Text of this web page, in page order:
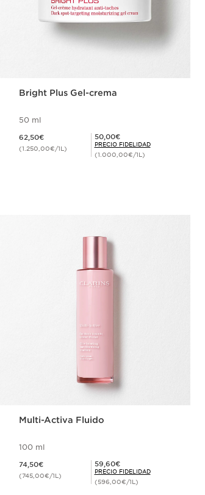
Bright Plus Gel-crema
50 ml
62,50€
(1.250,00€/1L)
Precio Fidelidad 50,00€
50,00€
PRECIO FIDELIDAD
(1.000,00€/1L)
Multi-Activa Fluido
100 ml
74,50€
(745,00€/1L)
Precio Fidelidad 59,60€
59,60€
PRECIO FIDELIDAD
(596,00€/1L)